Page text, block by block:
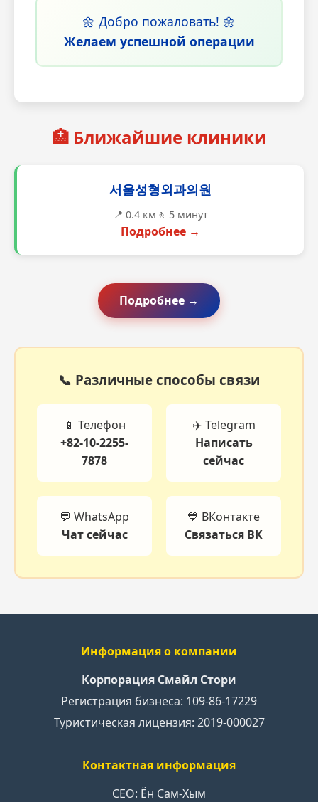
🌼 Добро пожаловать! 🌼
Желаем успешной операции
🏥 Ближайшие клиники
서울성형외과의원
📍 0.4 км 🚶 5 минут
Подробнее →
Подробнее →
📞 Различные способы связи
📱 Телефон
+82-10-2255-
7878
✈️ Telegram
Написать
сейчас
💬 WhatsApp
Чат сейчас
💙 ВКонтакте
Связаться ВК
Информация о компании
Корпорация Смайл Стори
Регистрация бизнеса: 109-86-17229
Туристическая лицензия: 2019-000027
Контактная информация
CEO: Ён Сам-Хым